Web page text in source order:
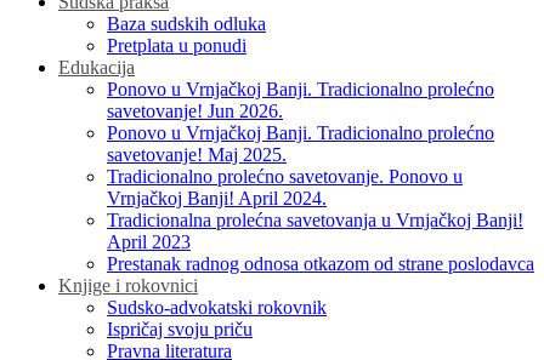
Baza sudskih odluka
Pretplata u ponudi
Edukacija
Ponovo u Vrnjačkoj Banji. Tradicionalno prolećno
savetovanje! Jun 2026.
Ponovo u Vrnjačkoj Banji. Tradicionalno prolećno
savetovanje! Maj 2025.
Tradicionalno prolećno savetovanje. Ponovo u
Vrnjačkoj Banji! April 2024.
Tradicionalna prolećna savetovanja u Vrnjačkoj Banji!
April 2023
Prestanak radnog odnosa otkazom od strane poslodavca
Knjige i rokovnici
Sudsko-advokatski rokovnik
Ispričaj svoju priču
Pravna literatura